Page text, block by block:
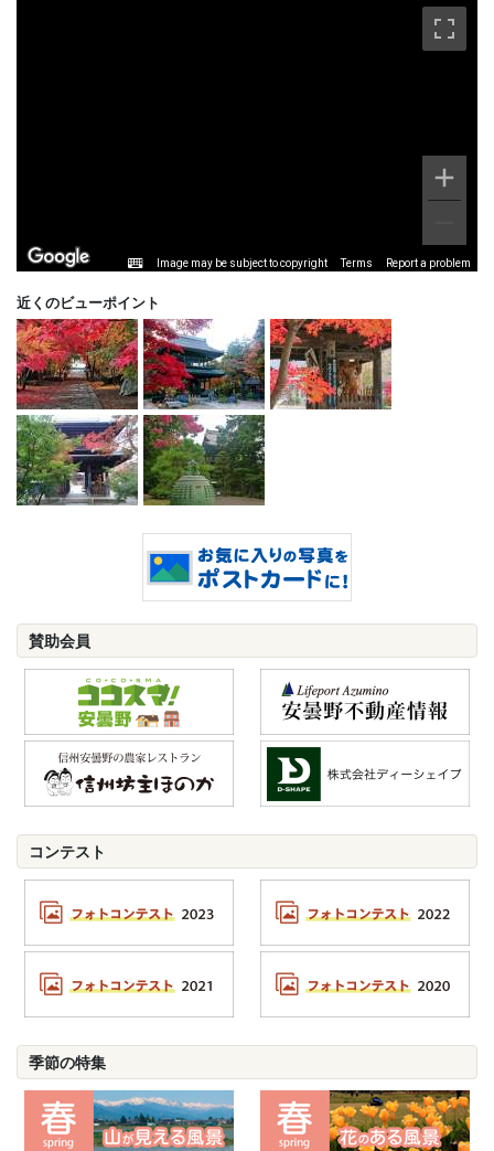
Image may be subject to copyright Terms Report a problem
近くのビューポイント
賛助会員
コンテスト
季節の特集